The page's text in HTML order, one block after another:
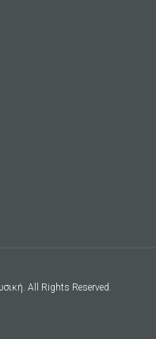
All Rights Reserved.